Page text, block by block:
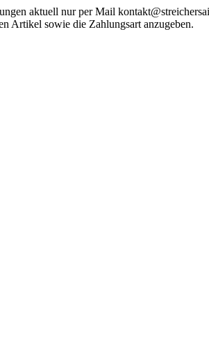
aktuell nur per Mail
Artikel sowie die Zahlungsart anzugeben.